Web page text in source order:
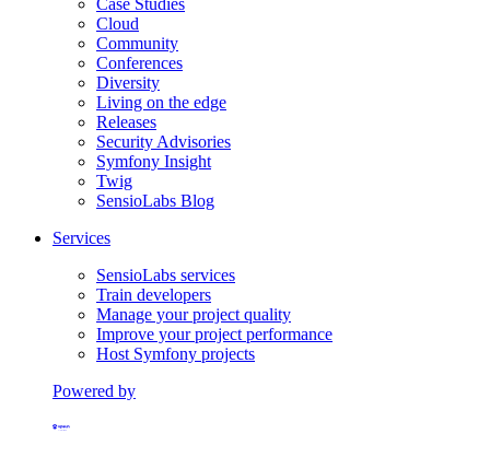
Cloud
Community
Conferences
Diversity
Living on the edge
Releases
Security Advisories
Symfony Insight
Twig
SensioLabs Blog
Services
SensioLabs services
Train developers
Manage your project quality
Improve your project performance
Host Symfony projects
Powered by
Formerly Platform.sh